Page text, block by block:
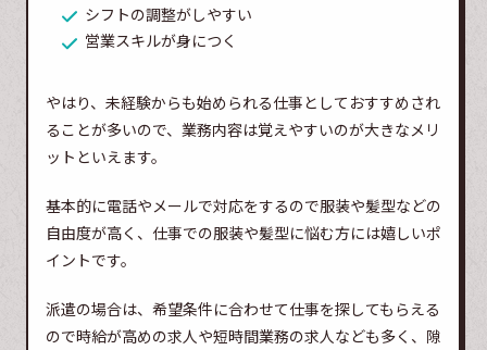
シフトの調整がしやすい
営業スキルが身につく
やはり、未経験からも始められる仕事としておすすめされ
ることが多いので、業務内容は覚えやすいのが大きなメリ
ットといえます。
基本的に電話やメールで対応をするので服装や髪型などの
自由度が高く、仕事での服装や髪型に悩む方には嬉しいポ
イントです。
派遣の場合は、希望条件に合わせて仕事を探してもらえる
ので時給が高めの求人や短時間業務の求人なども多く、隙